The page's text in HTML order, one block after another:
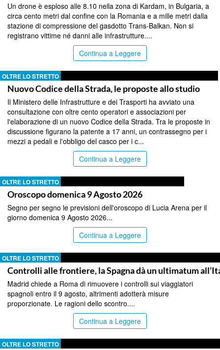
Un drone è esploso alle 8.10 nella zona di Kardam, in Bulgaria, a
circa cento metri dal confine con la Romania e a mille metri dalla
stazione di compressione del gasdotto Trans-Balkan. Non si
registrano vittime né danni alle infrastrutture....
Continua a Leggere
OLTRE LO STRETTO
Nuovo Codice della Strada, le proposte allo studio
Il Ministero delle Infrastrutture e dei Trasporti ha avviato una
consultazione con oltre cento operatori e associazioni per
l'elaborazione di un nuovo Codice della Strada. Tra le proposte in
discussione figurano la patente a 17 anni, un contrassegno per i
mezzi a pedali e l'obbligo del casco per i c...
Continua a Leggere
OLTRE LO STRETTO
Oroscopo domenica 9 Agosto 2026
Segno per segno le previsioni dell'oroscopo di Lucia Arena per il
giorno domenica 9 Agosto 2026...
Continua a Leggere
OLTRE LO STRETTO
Controlli alle frontiere, la Spagna dà un ultimatum
Madrid chiede a Roma di rimuovere i controlli sui viaggiatori
spagnoli entro il 9 agosto, altrimenti adotterà misure
proporzionate. Le ragioni dello scontro....
Continua a Leggere
OLTRE LO STRETTO